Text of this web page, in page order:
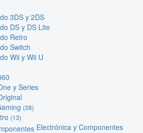
3DS y 2DS
DS y DS Lite
Retro
Switch
Wii y Wii U
y Series
(38)
(13)
Electrónica y Componentes